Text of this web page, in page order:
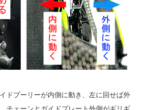
ドプーリーが内側に動き、左に回せば外